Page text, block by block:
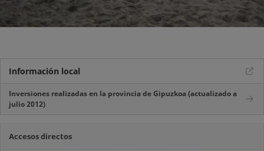
Información local
Inversiones realizadas en la provincia de Gipuzkoa (actualizado a
julio 2012)
Accesos directos